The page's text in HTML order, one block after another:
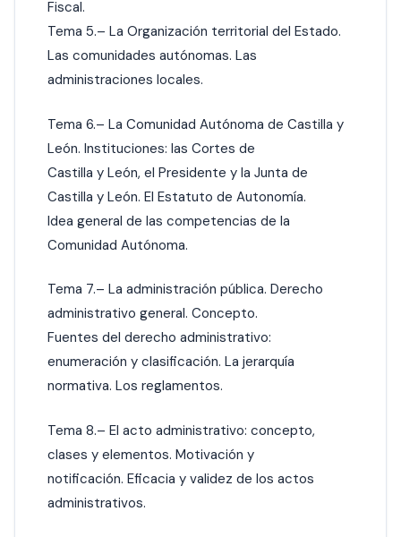
Fiscal.
Tema 5.– La Organización territorial del Estado.
Las comunidades autónomas. Las
administraciones locales.
Tema 6.– La Comunidad Autónoma de Castilla y
León. Instituciones: las Cortes de
Castilla y León, el Presidente y la Junta de
Castilla y León. El Estatuto de Autonomía.
Idea general de las competencias de la
Comunidad Autónoma.
Tema 7.– La administración pública. Derecho
administrativo general. Concepto.
Fuentes del derecho administrativo:
enumeración y clasificación. La jerarquía
normativa. Los reglamentos.
Tema 8.– El acto administrativo: concepto,
clases y elementos. Motivación y
notificación. Eficacia y validez de los actos
administrativos.